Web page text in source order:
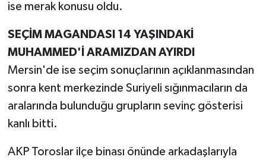
ise merak konusu oldu.
SEÇİM MAGANDASI 14 YAŞINDAKİ
MUHAMMED'İ ARAMIZDAN AYIRDI
Mersin'de ise seçim sonuçlarının açıklanmasından
sonra kent merkezinde Suriyeli sığınmacıların da
aralarında bulunduğu grupların sevinç gösterisi
kanlı bitti.
AKP Toroslar ilçe binası önünde arkadaşlarıyla